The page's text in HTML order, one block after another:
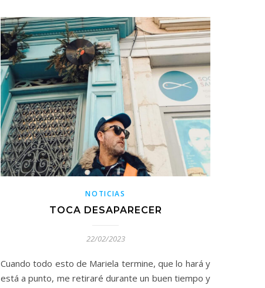
NOTICIAS
TOCA DESAPARECER
22/02/2023
Cuando todo esto de Mariela termine, que lo hará y
está a punto, me retiraré durante un buen tiempo y